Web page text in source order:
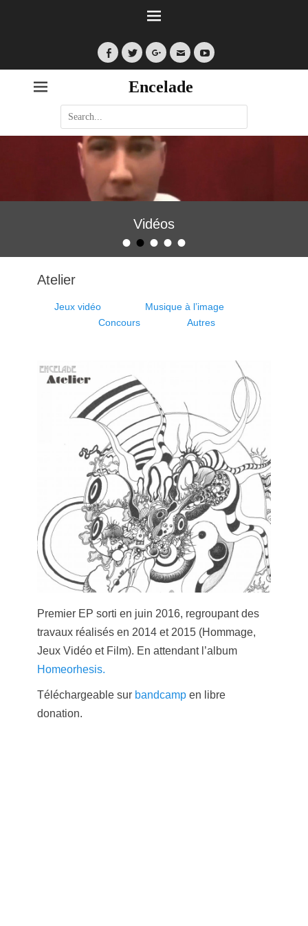
Facebook
TwitterGoogleplus
EmailYouTube
Encelade
Search
for:
•••••
Vidéos
Atelier
Jeux vidéo
Musique à l’image
Concours
Autres
Premier EP sorti en juin 2016, regroupant des
travaux réalisés en 2014 et 2015 (Hommage,
Jeux Vidéo et Film). En attendant l’album
Homeorhesis.
Téléchargeable sur bandcamp en libre
donation.